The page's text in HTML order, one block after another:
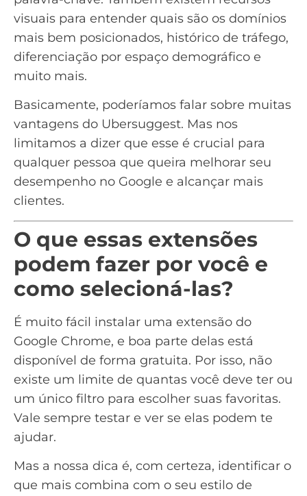
visuais para entender quais são os domínios
mais bem posicionados, histórico de tráfego,
diferenciação por espaço demográfico e
muito mais.
Basicamente, poderíamos falar sobre muitas
vantagens do Ubersuggest. Mas nos
limitamos a dizer que esse é crucial para
qualquer pessoa que queira melhorar seu
desempenho no Google e alcançar mais
clientes.
O que essas extensões
podem fazer por você e
como selecioná-las?
É muito fácil instalar uma extensão do
Google Chrome, e boa parte delas está
disponível de forma gratuita. Por isso, não
existe um limite de quantas você deve ter ou
um único filtro para escolher suas favoritas.
Vale sempre testar e ver se elas podem te
ajudar.
Mas a nossa dica é, com certeza, identificar o
que mais combina com o seu estilo de